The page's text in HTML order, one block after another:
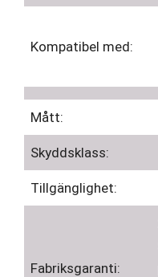
Kompatibel med:
Mått:
Skyddsklass:
Tillgänglighet:
Fabriksgaranti: